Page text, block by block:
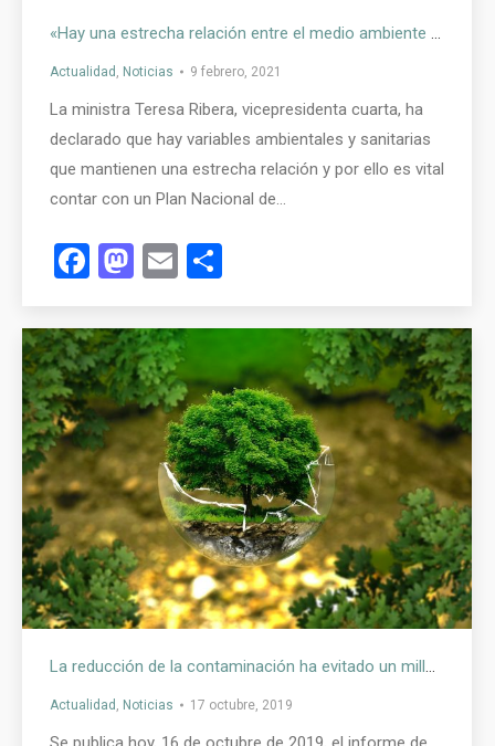
Actualidad Noticias 9 febrero, 2021
La ministra Teresa Ribera, vicepresidenta cuarta, ha
declarado que hay variables ambientales y sanitarias
que mantienen una estrecha relación y por ello es vital
contar con un Plan Nacional de…
Facebook
Mastodon
Email
Actualidad Noticias 17 octubre, 2019